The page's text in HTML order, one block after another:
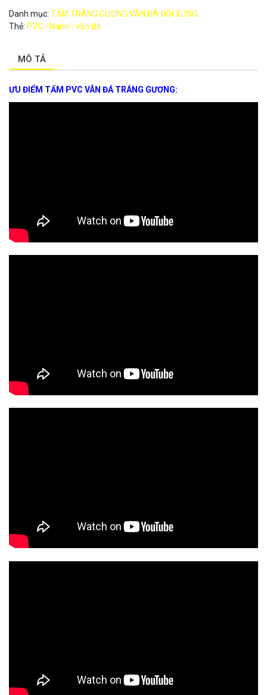
Danh mục: TẤM TRÁNG GƯƠNG VÂN ĐÁ ĐỐI XỨNG
Thẻ: PVC - Nano - vân đá
MÔ TẢ
ƯU ĐIỂM TẤM PVC VÂN ĐÁ TRÁNG GƯƠNG: